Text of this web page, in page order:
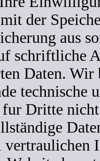
der
aus
schriftliche
Daten.
technische
fur Dritte
vertraulichen